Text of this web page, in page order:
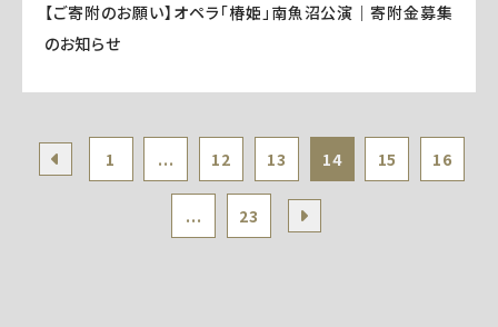
【ご寄附のお願い】オペラ「椿姫」南魚沼公演｜寄附金募集
のお知らせ
1 ... 12 13 14 15 16
... 23